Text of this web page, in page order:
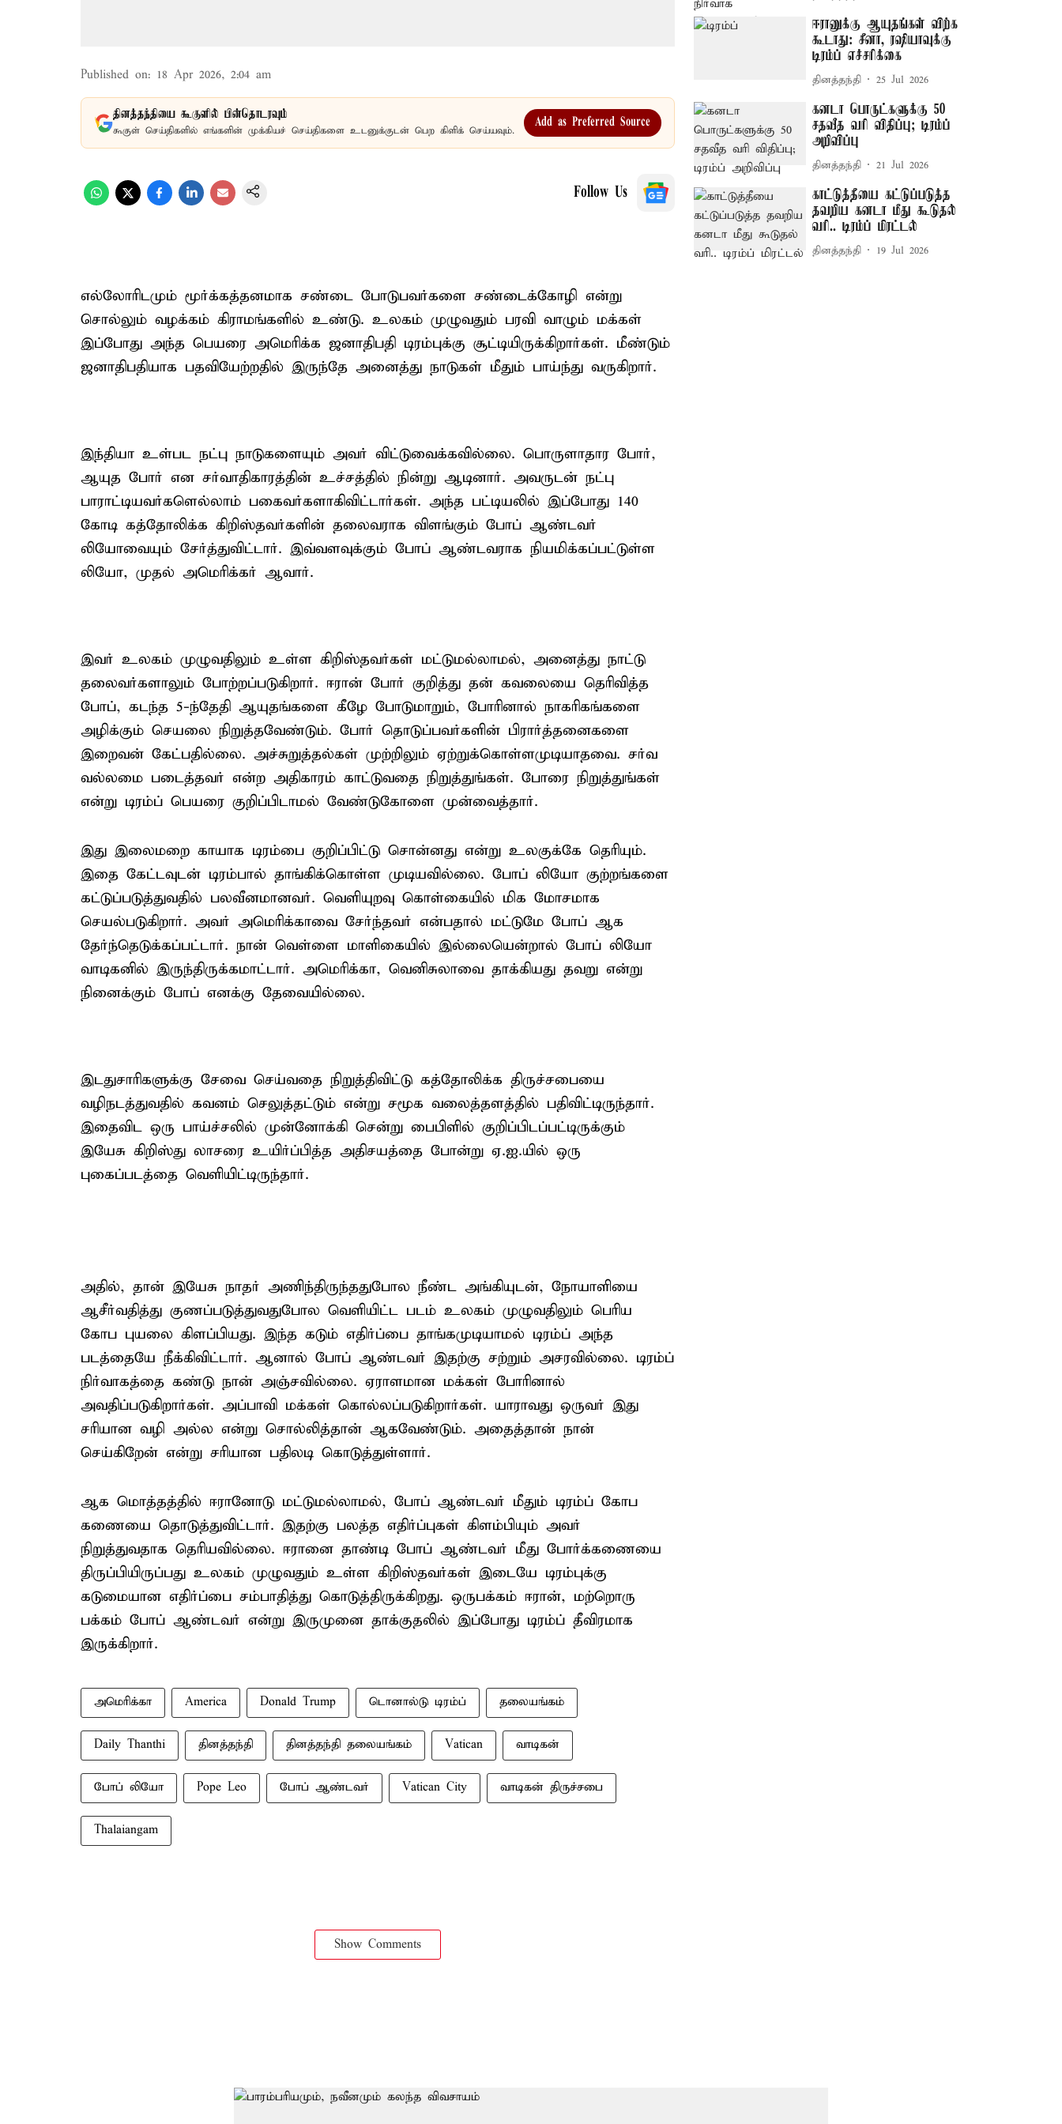
Published on: 18 Apr 2026, 2:04 am
தினத்தந்தியை கூகுளில் பின்தொடரவும்
கூகுள் செய்திகளில் எங்களின் முக்கியச் செய்திகளை உடனுக்குடன் பெற கிளிக் செய்யவும்.
Add as Preferred Source
Follow Us
எல்லோரிடமும் மூர்க்கத்தனமாக சண்டை போடுபவர்களை சண்டைக்கோழி என்று
சொல்லும் வழக்கம் கிராமங்களில் உண்டு. உலகம் முழுவதும் பரவி வாழும் மக்கள்
இப்போது அந்த பெயரை அமெரிக்க ஜனாதிபதி டிரம்புக்கு சூட்டியிருக்கிறார்கள். மீண்டும்
ஜனாதிபதியாக பதவியேற்றதில் இருந்தே அனைத்து நாடுகள் மீதும் பாய்ந்து வருகிறார்.
இந்தியா உள்பட நட்பு நாடுகளையும் அவர் விட்டுவைக்கவில்லை. பொருளாதார போர்,
ஆயுத போர் என சர்வாதிகாரத்தின் உச்சத்தில் நின்று ஆடினார். அவருடன் நட்பு
பாராட்டியவர்களெல்லாம் பகைவர்களாகிவிட்டார்கள். அந்த பட்டியலில் இப்போது 140
கோடி கத்தோலிக்க கிறிஸ்தவர்களின் தலைவராக விளங்கும் போப் ஆண்டவர்
லியோவையும் சேர்த்துவிட்டார். இவ்வளவுக்கும் போப் ஆண்டவராக நியமிக்கப்பட்டுள்ள
லியோ, முதல் அமெரிக்கர் ஆவார்.
இவர் உலகம் முழுவதிலும் உள்ள கிறிஸ்தவர்கள் மட்டுமல்லாமல், அனைத்து நாட்டு
தலைவர்களாலும் போற்றப்படுகிறார். ஈரான் போர் குறித்து தன் கவலையை தெரிவித்த
போப், கடந்த 5-ந்தேதி ஆயுதங்களை கீழே போடுமாறும், போரினால் நாகரிகங்களை
அழிக்கும் செயலை நிறுத்தவேண்டும். போர் தொடுப்பவர்களின் பிரார்த்தனைகளை
இறைவன் கேட்பதில்லை. அச்சுறுத்தல்கள் முற்றிலும் ஏற்றுக்கொள்ளமுடியாதவை. சர்வ
வல்லமை படைத்தவர் என்ற அதிகாரம் காட்டுவதை நிறுத்துங்கள். போரை நிறுத்துங்கள்
என்று டிரம்ப் பெயரை குறிப்பிடாமல் வேண்டுகோளை முன்வைத்தார்.
இது இலைமறை காயாக டிரம்பை குறிப்பிட்டு சொன்னது என்று உலகுக்கே தெரியும்.
இதை கேட்டவுடன் டிரம்பால் தாங்கிக்கொள்ள முடியவில்லை. போப் லியோ குற்றங்களை
கட்டுப்படுத்துவதில் பலவீனமானவர். வெளியுறவு கொள்கையில் மிக மோசமாக
செயல்படுகிறார். அவர் அமெரிக்காவை சேர்ந்தவர் என்பதால் மட்டுமே போப் ஆக
தேர்ந்தெடுக்கப்பட்டார். நான் வெள்ளை மாளிகையில் இல்லையென்றால் போப் லியோ
வாடிகனில் இருந்திருக்கமாட்டார். அமெரிக்கா, வெனிசுலாவை தாக்கியது தவறு என்று
நினைக்கும் போப் எனக்கு தேவையில்லை.
இடதுசாரிகளுக்கு சேவை செய்வதை நிறுத்திவிட்டு கத்தோலிக்க திருச்சபையை
வழிநடத்துவதில் கவனம் செலுத்தட்டும் என்று சமூக வலைத்தளத்தில் பதிவிட்டிருந்தார்.
இதைவிட ஒரு பாய்ச்சலில் முன்னோக்கி சென்று பைபிளில் குறிப்பிடப்பட்டிருக்கும்
இயேசு கிறிஸ்து லாசரை உயிர்ப்பித்த அதிசயத்தை போன்று ஏ.ஐ.யில் ஒரு
புகைப்படத்தை வெளியிட்டிருந்தார்.
அதில், தான் இயேசு நாதர் அணிந்திருந்ததுபோல நீண்ட அங்கியுடன், நோயாளியை
ஆசீர்வதித்து குணப்படுத்துவதுபோல வெளியிட்ட படம் உலகம் முழுவதிலும் பெரிய
கோப புயலை கிளப்பியது. இந்த கடும் எதிர்ப்பை தாங்கமுடியாமல் டிரம்ப் அந்த
படத்தையே நீக்கிவிட்டார். ஆனால் போப் ஆண்டவர் இதற்கு சற்றும் அசரவில்லை. டிரம்ப்
நிர்வாகத்தை கண்டு நான் அஞ்சவில்லை. ஏராளமான மக்கள் போரினால்
அவதிப்படுகிறார்கள். அப்பாவி மக்கள் கொல்லப்படுகிறார்கள். யாராவது ஒருவர் இது
சரியான வழி அல்ல என்று சொல்லித்தான் ஆகவேண்டும். அதைத்தான் நான்
செய்கிறேன் என்று சரியான பதிலடி கொடுத்துள்ளார்.
ஆக மொத்தத்தில் ஈரானோடு மட்டுமல்லாமல், போப் ஆண்டவர் மீதும் டிரம்ப் கோப
கணையை தொடுத்துவிட்டார். இதற்கு பலத்த எதிர்ப்புகள் கிளம்பியும் அவர்
நிறுத்துவதாக தெரியவில்லை. ஈரானை தாண்டி போப் ஆண்டவர் மீது போர்க்கணையை
திருப்பியிருப்பது உலகம் முழுவதும் உள்ள கிறிஸ்தவர்கள் இடையே டிரம்புக்கு
கடுமையான எதிர்ப்பை சம்பாதித்து கொடுத்திருக்கிறது. ஒருபக்கம் ஈரான், மற்றொரு
பக்கம் போப் ஆண்டவர் என்று இருமுனை தாக்குதலில் இப்போது டிரம்ப் தீவிரமாக
இருக்கிறார்.
அமெரிக்கா America Donald Trump டொனால்டு டிரம்ப் தலையங்கம்
Daily Thanthi தினத்தந்தி தினத்தந்தி தலையங்கம் Vatican வாடிகன்
போப் லியோ Pope Leo போப் ஆண்டவர் Vatican City வாடிகன் திருச்சபை
Thalaiangam
Show Comments
ஈரானுக்கு ஆயுதங்கள் விற்க
கூடாது: சீனா, ரஷியாவுக்கு
டிரம்ப் எச்சரிக்கை
தினத்தந்தி 25 Jul 2026
கனடா பொருட்களுக்கு 50
சதவீத வரி விதிப்பு; டிரம்ப்
அறிவிப்பு
தினத்தந்தி 21 Jul 2026
காட்டுத்தீயை கட்டுப்படுத்த
தவறிய கனடா மீது கூடுதல்
வரி.. டிரம்ப் மிரட்டல்
தினத்தந்தி 19 Jul 2026